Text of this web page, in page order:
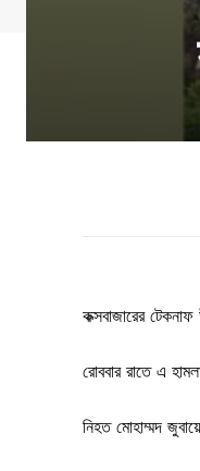
কক্সবাজারের
রোববার রাতে এ
নিহত মোহাম্মদ